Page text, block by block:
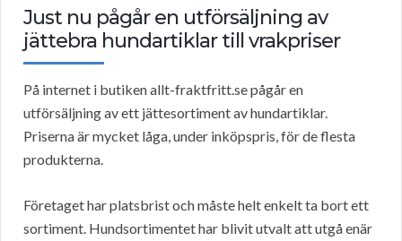
Just nu pågår en utförsäljning av
jättebra hundartiklar till vrakpriser
På internet i butiken allt-fraktfritt.se pågår en
utförsäljning av ett jättesortiment av hundartiklar.
Priserna är mycket låga, under inköpspris, för de flesta
produkterna.
Företaget har platsbrist och måste helt enkelt ta bort ett
sortiment. Hundsortimentet har blivit utvalt att utgå enär